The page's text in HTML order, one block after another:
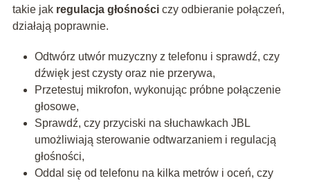
takie jak regulacja głośnościczy odbieranie połączeń,
działają poprawnie.
Odtwórz utwór muzyczny z telefonu i sprawdź, czy
dźwięk jest czysty oraz nie przerywa,
Przetestuj mikrofon, wykonując próbne połączenie
głosowe,
Sprawdź, czy przyciski na słuchawkach JBL
umożliwiają sterowanie odtwarzaniem i regulacją
głośności,
Oddal się od telefonu na kilka metrów i oceń, czy